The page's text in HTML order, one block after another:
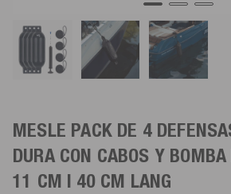
MESLE PACK DE 4
DURA CON CABOS Y BOMBA
11 CM | 40 CM LANG